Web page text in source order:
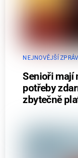
NEJNOVĚJŠÍ
Senioři mají
potřeby
zbytečně